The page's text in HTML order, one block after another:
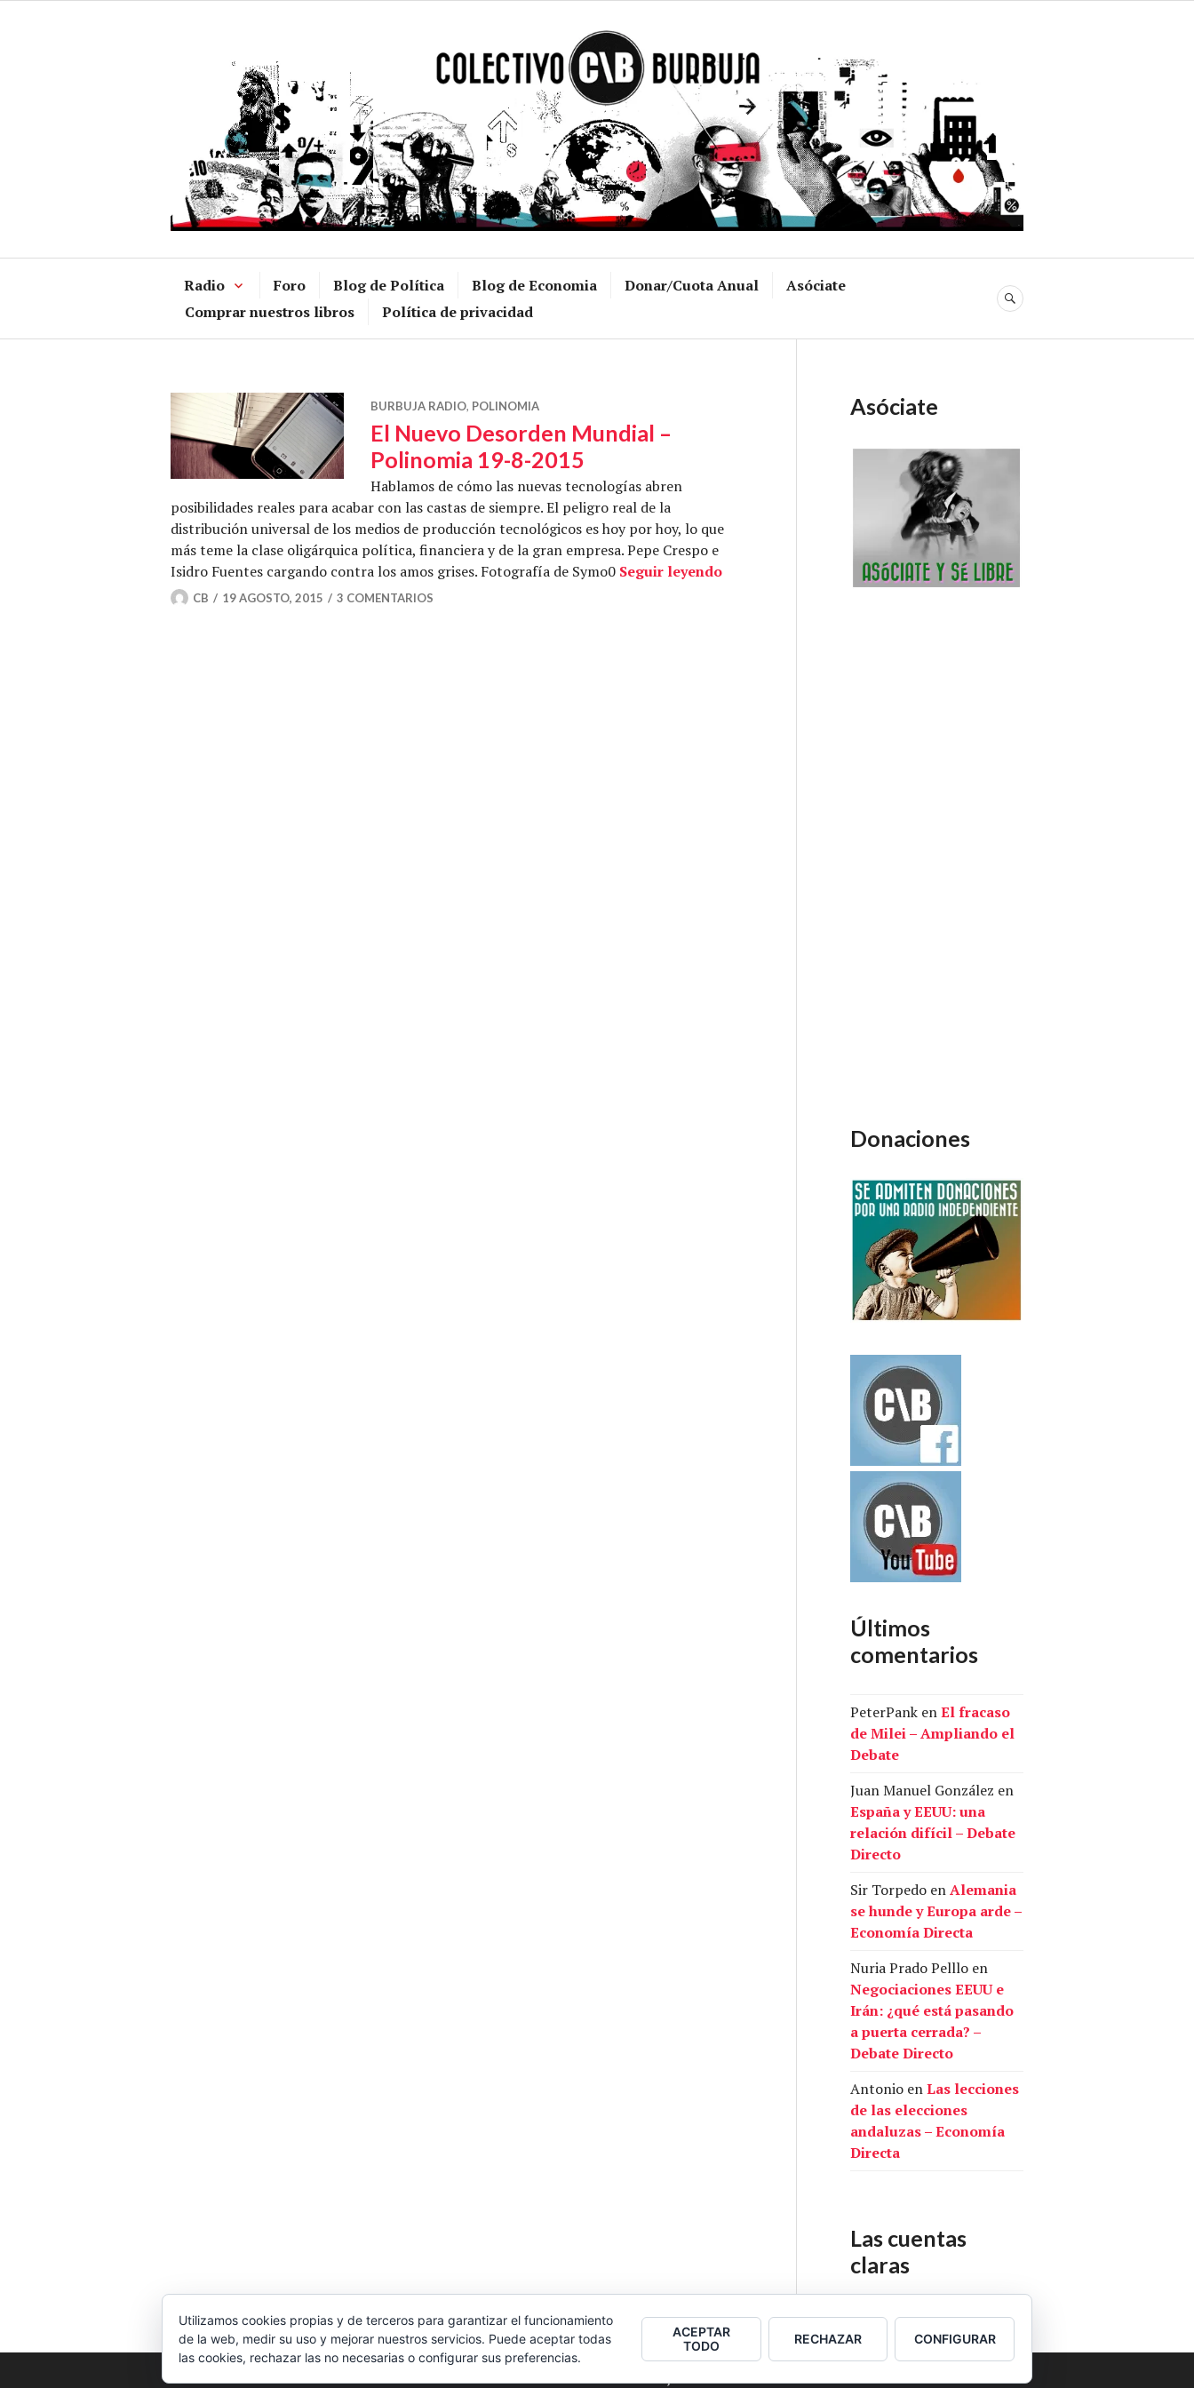
Radio Foro Blog de Política Blog de Economia Donar/Cuota Anual
Asóciate
Comprar nuestros libros
Política de privacidad
BUSCAR
BURBUJA RADIO, POLINOMIA
El Nuevo Desorden Mundial –
Polinomia 19-8-2015
Hablamos de cómo las nuevas tecnologías abren
posibilidades reales para acabar con las castas de siempre. El peligro real de la
distribución universal de los medios de producción tecnológicos es hoy por hoy, lo que
más teme la clase oligárquica política, financiera y de la gran empresa. Pepe Crespo e
Isidro Fuentes cargando contra los amos grises. Fotografía de Symo0 Seguir leyendoEl Nuevo Desorden Mundial – Polinomia 19-8-2015
CB 19 AGOSTO, 2015 3 COMENTARIOS
Asóciate
Donaciones
Últimos
comentarios
PeterPank enEl fracaso
de Milei – Ampliando el
Debate
Juan Manuel González en
España y EEUU: una
relación difícil – Debate
Directo
Sir Torpedo enAlemania
se hunde y Europa arde –
Economía Directa
Nuria Prado Pelllo en
Negociaciones EEUU e
Irán: ¿qué está pasando
a puerta cerrada? –
Debate Directo
Antonio enLas lecciones
de las elecciones
andaluzas – Economía
Directa
Las cuentas
claras
Nuestras cuentas
2026 Colectivo Burbuja
Utilizamos cookies propias y de terceros para garantizar el funcionamiento
de la web, medir su uso y mejorar nuestros servicios. Puede aceptar todas
las cookies, rechazar las no necesarias o configurar sus preferencias.
ACEPTAR
TODO
RECHAZAR CONFIGURAR